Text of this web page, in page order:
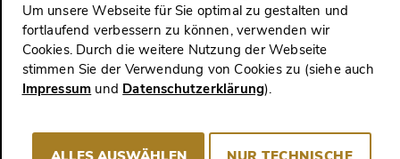
SENDEN
VERTRAG WIDERRUFEN
Um unsere Webseite für Sie optimal zu gestalten und
fortlaufend verbessern zu können, verwenden wir
Cookies. Durch die weitere Nutzung der Webseite
stimmen Sie der Verwendung von Cookies zu (siehe auch
Impressum und Datenschutzerklärung).